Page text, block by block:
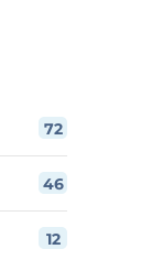
72
46
12